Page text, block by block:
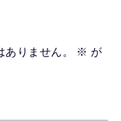
りません。 ※ が